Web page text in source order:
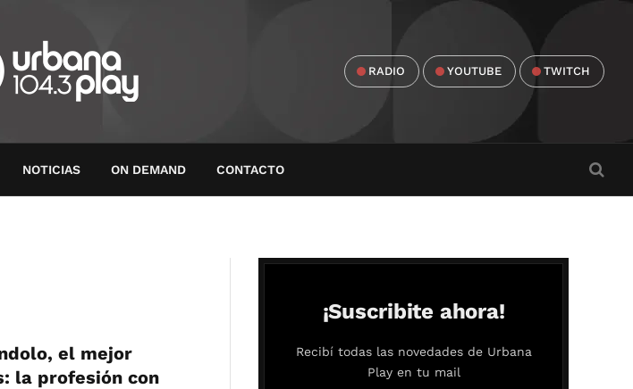
RADIO YOUTUBE TWITCH
NOTICIAS ON DEMAND CONTACTO
el mejor
la profesión con
¡Suscribite ahora!
Recibí todas las novedades de Urbana
Play en tu mail